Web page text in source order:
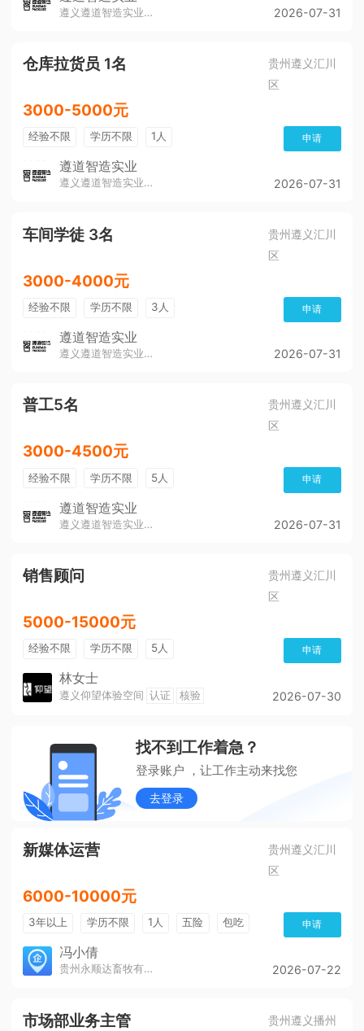
遵义遵道智造实业有限公司 2026-07-31
仓库拉货员 1名
贵州遵义汇川
区
3000-5000元
经验不限 学历不限 1人 申请
遵道智造实业
遵义遵道智造实业有限公司 2026-07-31
车间学徒 3名
贵州遵义汇川
区
3000-4000元
经验不限 学历不限 3人 申请
遵道智造实业
遵义遵道智造实业有限公司 2026-07-31
普工5名
贵州遵义汇川
区
3000-4500元
经验不限 学历不限 5人 申请
遵道智造实业
遵义遵道智造实业有限公司 2026-07-31
销售顾问
贵州遵义汇川
区
5000-15000元
经验不限 学历不限 5人 申请
林女士
遵义仰望体验空间 认证 核验 2026-07-30
找不到工作着急？
登录账户 ，让工作主动来找您
去登录
新媒体运营
贵州遵义汇川
区
6000-10000元
3年以上 学历不限 1人 五险 包吃 申请
冯小倩
贵州永顺达畜牧有限公司 2026-07-22
市场部业务主管 贵州遵义播州